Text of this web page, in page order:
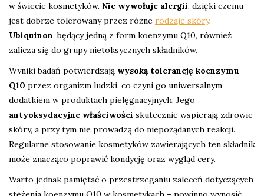
w świecie kosmetyków. Nie wywołuje alergii, dzięki czemu
jest dobrze tolerowany przez różne rodzaje skóry.
Ubiquinon, będący jedną z form koenzymu Q10, również
zalicza się do grupy nietoksycznych składników.
Wyniki badań potwierdzają wysoką tolerancję koenzymu
Q10 przez organizm ludzki, co czyni go uniwersalnym
dodatkiem w produktach pielęgnacyjnych. Jego
antyoksydacyjne właściwości skutecznie wspierają zdrowie
skóry, a przy tym nie prowadzą do niepożądanych reakcji.
Regularne stosowanie kosmetyków zawierających ten składnik
może znacząco poprawić kondycję oraz wygląd cery.
Warto jednak pamiętać o przestrzeganiu zaleceń dotyczących